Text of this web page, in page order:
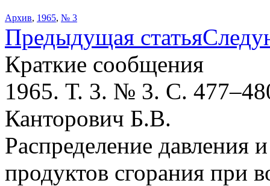
Архив, 1965, № 3
Предыдущая статья
Краткие сообщения
1965. Т. 3. № 3. С.
Канторович Б.В.
Распределение давления
продуктов сгорания при